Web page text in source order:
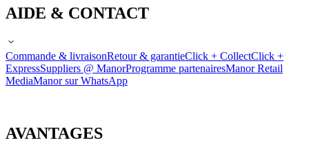
AIDE & CONTACT
Commande & livraisonRetour & garantieClick + CollectClick +
ExpressSuppliers @ ManorProgramme partenairesManor Retail
MediaManor sur WhatsApp
AVANTAGES